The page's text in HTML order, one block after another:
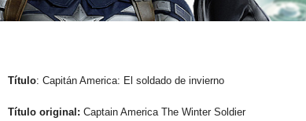
Título: Capitán America: El soldado de invierno
Título original: Captain America The Winter Soldier